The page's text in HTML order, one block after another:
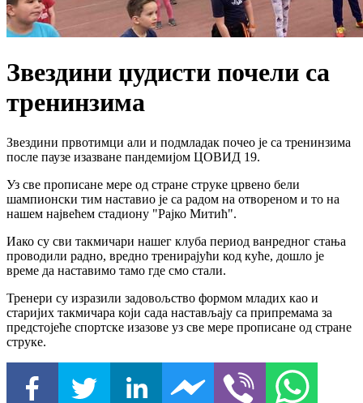
Звездини џудисти почели са
тренинзима
Звездини првотимци али и подмладак почео је са тренинзима
после паузе изазване пандемијом ЦОВИД 19.
Уз све прописане мере од стране струке црвено бели
шампионски тим наставио је са радом на отвореном и то на
нашем највећем стадиону "Рајко Митић".
Иако су сви такмичари нашег клуба период ванредног стања
проводили радно, вредно тренирајући код куће, дошло је
време да наставимо тамо где смо стали.
Тренери су изразили задовољство формом младих као и
старијих такмичара који сада настављају са припремама за
предстојеће спортске изазове уз све мере прописане од стране
струке.